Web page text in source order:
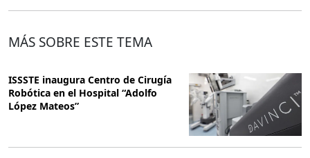
MÁS SOBRE ESTE TEMA
ISSSTE inaugura Centro de Cirugía
Robótica en el Hospital “Adolfo
López Mateos”